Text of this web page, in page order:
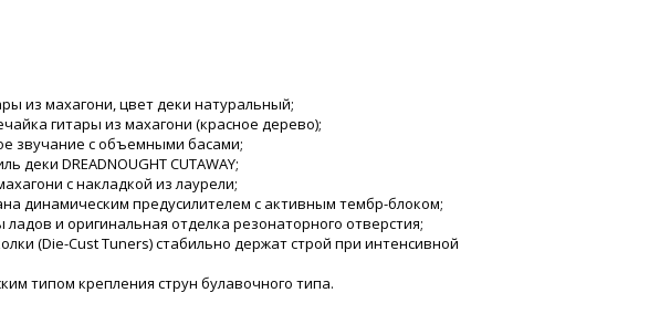
из махагони, цвет деки натуральный;
гитары из махагони (красное дерево);
звучание с объемными басами;
деки DREADNOUGHT CUTAWAY;
с накладкой из лаурели;
динамическим предусилителем с активным тембр-блоком;
и оригинальная отделка резонаторного отверстия;
(Die-Cust Tuners) стабильно держат строй при интенсивной
типом крепления струн булавочного типа.